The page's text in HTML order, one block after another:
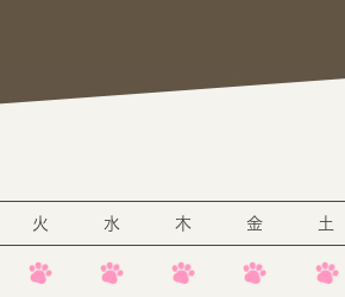
火 水 木 金 土